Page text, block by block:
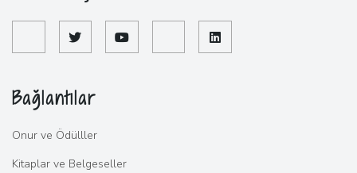
Bağlantılar
Onur ve Ödülller
Kitaplar ve Belgeseller